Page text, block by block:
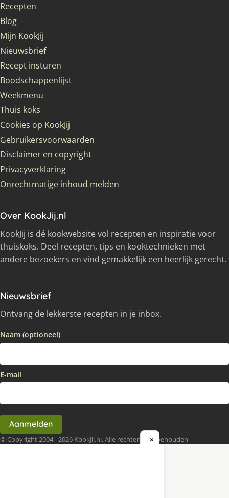
Recepten
Blog
Mijn KookJij
Nieuwsbrief
Recept insturen
Boodschappenlijst
Weekmenu
Thuis koks
Cookies op KookJij
Gebruikersvoorwaarden
Disclaimer en copyright
Privacyverklaring
Onrechtmatige inhoud melden
Over KookJij.nl
KookJij is dé kookwebsite vol recepten en inspiratie voor
thuiskoks. Deel recepten, tips en kooktechnieken met
andere bezoekers en vind gemakkelijk een heerlijk gerecht.
Nieuwsbrief
Ontvang de lekkerste recepten in je inbox.
Naam (optioneel)
E-mail
Aanmelden
© Copyright 2004 - 2026 KookJij.nl, Alle rechten voorbehouden
×